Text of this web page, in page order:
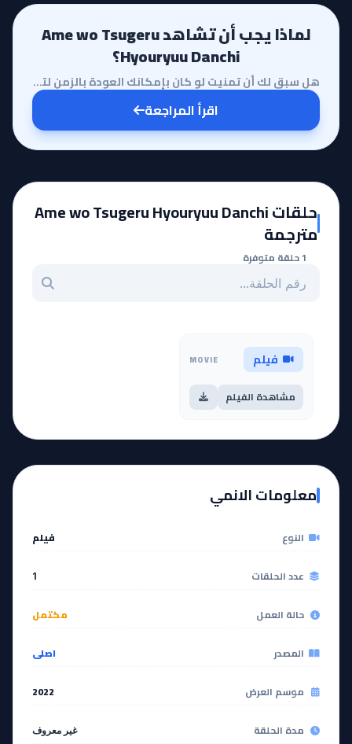
لماذا يجب أن تشاهد Ame wo Tsugeru
Hyouryuu Danchi؟
هل سبق لك أن تمنيت لو كان بإمكانك العودة بالزمن لتعيش ذكريات طفولتك في مكان واحد يجمع كل أسرارك؟ ماذ...
اقرأ المراجعة
حلقات Ame wo Tsugeru Hyouryuu Danchi
مترجمة
1 حلقة متوفرة
بحث عن حلقة بالرقم
فيلم MOVIE
مشاهدة الفيلم
معلومات الانمي
النوع فيلم
عدد الحلقات 1
حالة العمل مكتمل
المصدر اصلي
موسم العرض 2022
مدة الحلقة غير معروف